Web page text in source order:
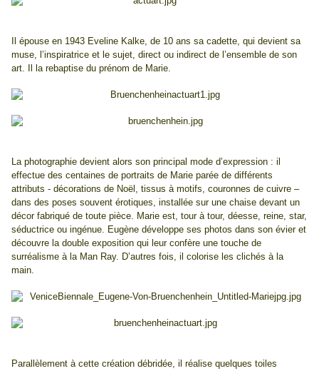
Il épouse en 1943 Eveline Kalke, de 10 ans sa cadette, qui devient sa
muse, l’inspiratrice et le sujet, direct ou indirect de l’ensemble de son
art. Il la rebaptise du prénom de Marie.
La photographie devient alors son principal mode d’expression : il
effectue des centaines de portraits de Marie parée de différents
attributs - décorations de Noël, tissus à motifs, couronnes de cuivre –
dans des poses souvent érotiques, installée sur une chaise devant un
décor fabriqué de toute pièce. Marie est, tour à tour, déesse, reine, star,
séductrice ou ingénue. Eugène développe ses photos dans son évier et
découvre la double exposition qui leur confère une touche de
surréalisme à la Man Ray. D’autres fois, il colorise les clichés à la
main.
Parallèlement à cette création débridée, il réalise quelques toiles